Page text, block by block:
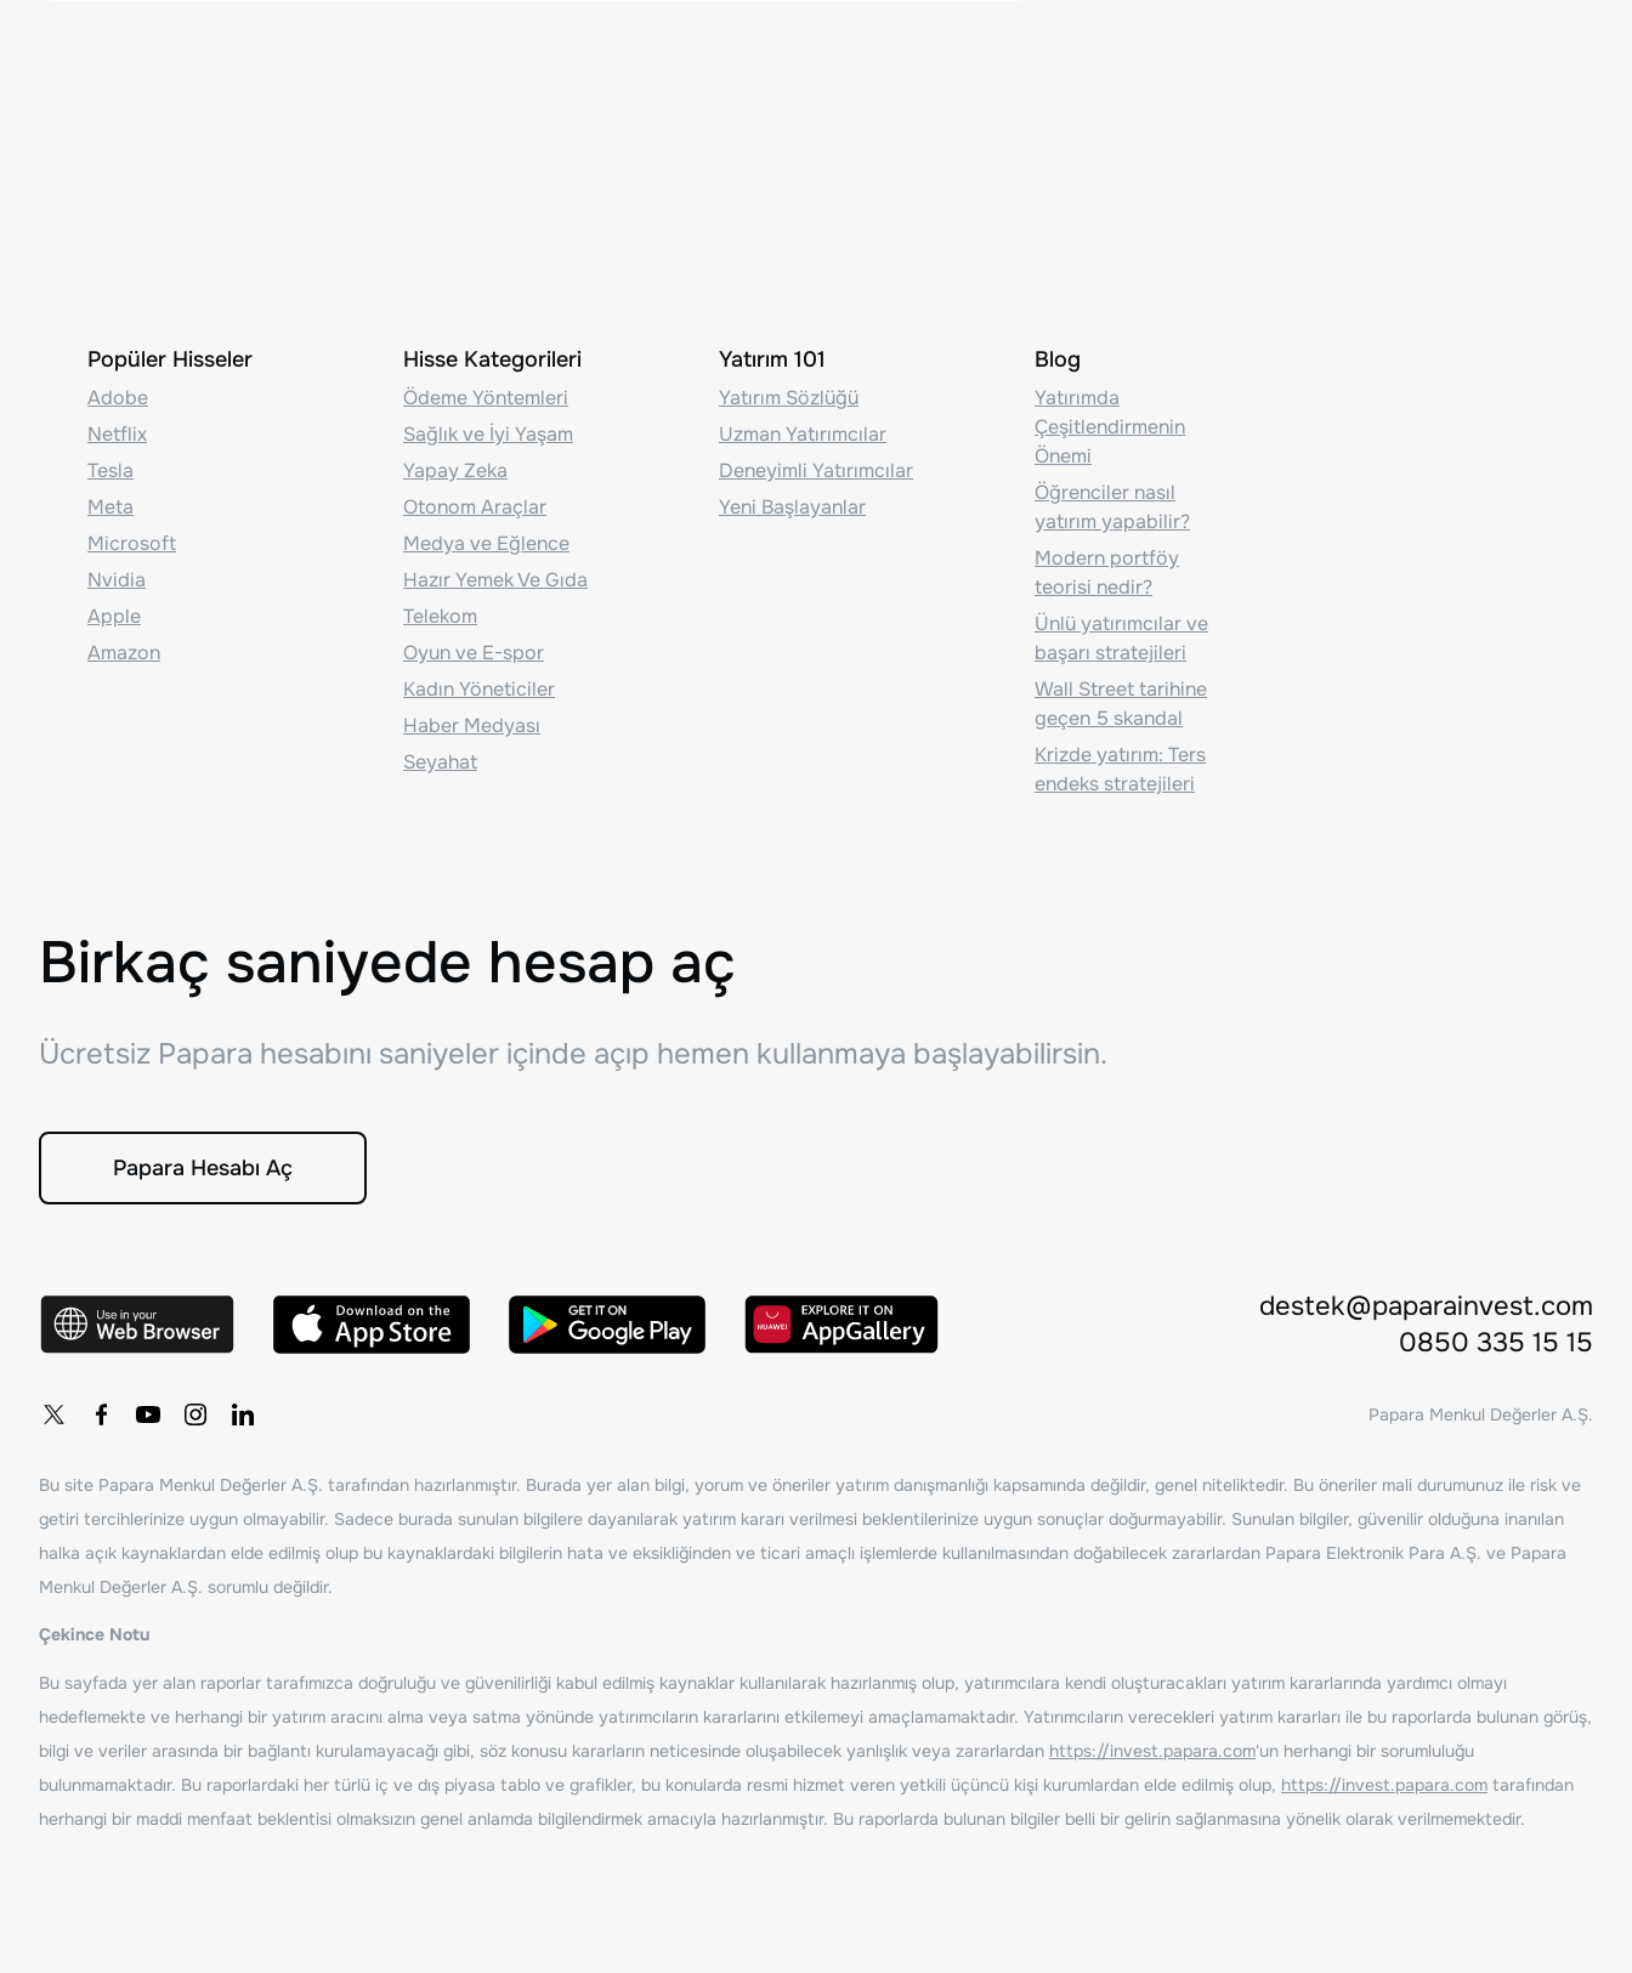
Popüler Hisseler
Adobe
Netflix
Tesla
Meta
Microsoft
Nvidia
Apple
Amazon
Hisse Kategorileri
Ödeme Yöntemleri
Sağlık ve İyi Yaşam
Yapay Zeka
Otonom Araçlar
Medya ve Eğlence
Hazır Yemek Ve Gıda
Telekom
Oyun ve E-spor
Kadın Yöneticiler
Haber Medyası
Seyahat
Yatırım 101
Yatırım Sözlüğü
Uzman Yatırımcılar
Deneyimli Yatırımcılar
Yeni Başlayanlar
Blog
Yatırımda
Çeşitlendirmenin
Önemi
Öğrenciler nasıl
yatırım yapabilir?
Modern portföy
teorisi nedir?
Ünlü yatırımcılar ve
başarı stratejileri
Wall Street tarihine
geçen 5 skandal
Krizde yatırım: Ters
endeks stratejileri
Birkaç saniyede hesap aç
Ücretsiz Papara hesabını saniyeler içinde açıp hemen kullanmaya başlayabilirsin.
Papara Hesabı Aç
destek@paparainvest.com
0850 335 15 15
Papara Menkul Değerler A.Ş.
Bu site Papara Menkul Değerler A.Ş. tarafından hazırlanmıştır. Burada yer alan bilgi, yorum ve öneriler yatırım danışmanlığı kapsamında değildir, genel niteliktedir. Bu öneriler mali durumunuz ile risk ve
getiri tercihlerinize uygun olmayabilir. Sadece burada sunulan bilgilere dayanılarak yatırım kararı verilmesi beklentilerinize uygun sonuçlar doğurmayabilir. Sunulan bilgiler, güvenilir olduğuna inanılan
halka açık kaynaklardan elde edilmiş olup bu kaynaklardaki bilgilerin hata ve eksikliğinden ve ticari amaçlı işlemlerde kullanılmasından doğabilecek zararlardan Papara Elektronik Para A.Ş. ve Papara
Menkul Değerler A.Ş. sorumlu değildir.
Çekince Notu
Bu sayfada yer alan raporlar tarafımızca doğruluğu ve güvenilirliği kabul edilmiş kaynaklar kullanılarak hazırlanmış olup, yatırımcılara kendi oluşturacakları yatırım kararlarında yardımcı olmayı
hedeflemekte ve herhangi bir yatırım aracını alma veya satma yönünde yatırımcıların kararlarını etkilemeyi amaçlamamaktadır. Yatırımcıların verecekleri yatırım kararları ile bu raporlarda bulunan görüş,
bilgi ve veriler arasında bir bağlantı kurulamayacağı gibi, söz konusu kararların neticesinde oluşabilecek yanlışlık veya zararlardan https://invest.papara.com'un herhangi bir sorumluluğu
bulunmamaktadır. Bu raporlardaki her türlü iç ve dış piyasa tablo ve grafikler, bu konularda resmi hizmet veren yetkili üçüncü kişi kurumlardan elde edilmiş olup, https://invest.papara.com tarafından
herhangi bir maddi menfaat beklentisi olmaksızın genel anlamda bilgilendirmek amacıyla hazırlanmıştır. Bu raporlarda bulunan bilgiler belli bir gelirin sağlanmasına yönelik olarak verilmemektedir.